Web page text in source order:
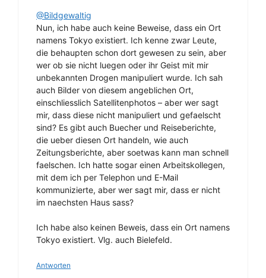
@Bildgewaltig
Nun, ich habe auch keine Beweise, dass ein Ort
namens Tokyo existiert. Ich kenne zwar Leute,
die behaupten schon dort gewesen zu sein, aber
wer ob sie nicht luegen oder ihr Geist mit mir
unbekannten Drogen manipuliert wurde. Ich sah
auch Bilder von diesem angeblichen Ort,
einschliesslich Satellitenphotos – aber wer sagt
mir, dass diese nicht manipuliert und gefaelscht
sind? Es gibt auch Buecher und Reiseberichte,
die ueber diesen Ort handeln, wie auch
Zeitungsberichte, aber soetwas kann man schnell
faelschen. Ich hatte sogar einen Arbeitskollegen,
mit dem ich per Telephon und E-Mail
kommunizierte, aber wer sagt mir, dass er nicht
im naechsten Haus sass?
Ich habe also keinen Beweis, dass ein Ort namens
Tokyo existiert. Vlg. auch Bielefeld.
Antworten